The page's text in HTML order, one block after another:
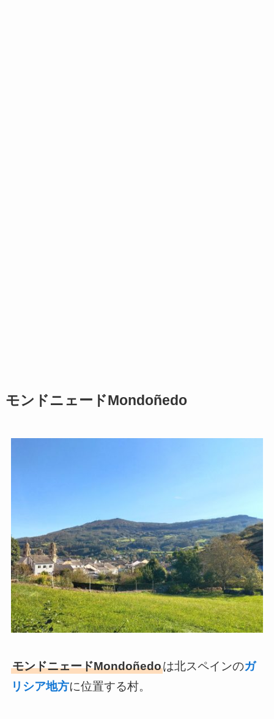
モンドニェードMondoñedo
モンドニェードMondoñedoは北スペインのガ
リシア地方に位置する村。